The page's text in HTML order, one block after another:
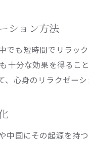
心身のリ
ション方法
でも短時間でリラッ
十分な効果を得るこ
心身のリラクゼー
中国にその起源を持